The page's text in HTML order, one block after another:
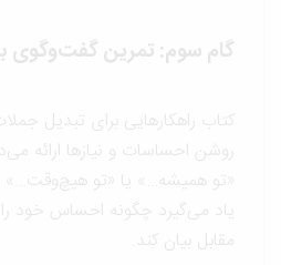
گام سوم: تمرین گفت‌وگوی
کتاب راهکارهایی برای تبدیل جملات
روشن احساسات و نیازها ارائه می‌دهد.
«تو همیشه…» یا «تو هیچ‌وقت…»
یاد می‌گیرد چگونه احساس خود را
مقابل بیان کند.